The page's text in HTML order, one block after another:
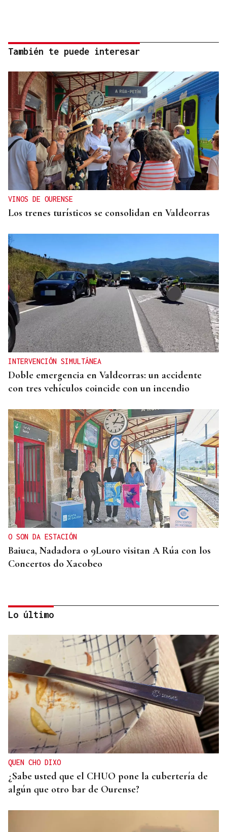
También te puede interesar
VINOS DE OURENSE
Los trenes turísticos se consolidan en Valdeorras
INTERVENCIÓN SIMULTÁNEA
Doble emergencia en Valdeorras: un accidente
con tres vehículos coincide con un incendio
O SON DA ESTACIÓN
Baiuca, Nadadora o 9Louro visitan A Rúa con los
Concertos do Xacobeo
ASOCIACIONES EMPRESARIALES
La Asociación Empresarial de Valdeorras busca
continuar con la línea actual de promoción
Lo último
QUEN CHO DIXO
¿Sabe usted que el CHUO pone la cubertería de
algún que otro bar de Ourense?